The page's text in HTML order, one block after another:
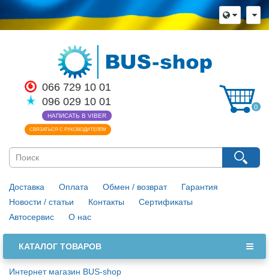
066 729 10 01
096 029 10 01
НАПИСАТЬ В VIBER
СВЯЗАТЬСЯ С РУКОВОДИТЕЛЕМ
0
Доставка Оплата Обмен / возврат
Гарантия
Новости / статьи
Контакты
Сертификаты
Автосервис
О нас
КАТАЛОГ ТОВАРОВ
Интернет магазин BUS-shop